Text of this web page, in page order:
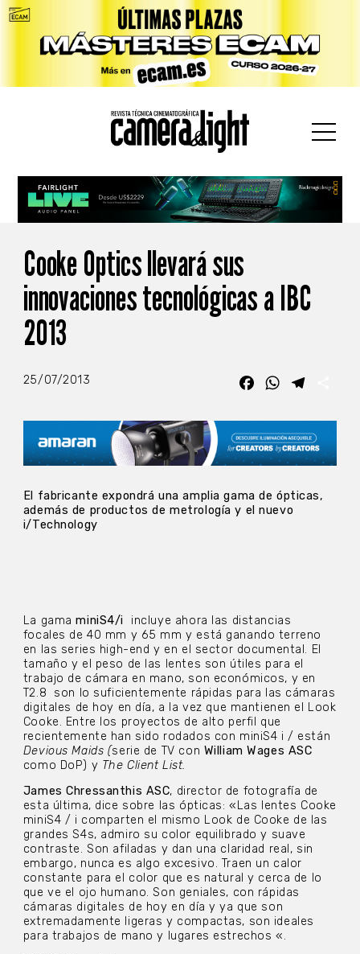
Cooke Optics llevará sus
innovaciones tecnológicas a IBC
2013
25/07/2013 FacebookWhatsApp
El fabricante expondrá una amplia gama de ópticas,
además de productos de metrología y el nuevo
i/Technology
La gamaminiS4/i
incluye ahora las distancias
focales de 40 mm y 65 mm y está ganando terreno
en las series high-end y en el sector documental. El
tamaño y el peso de las lentes son útiles para el
trabajo de cámara en mano, son económicos, y en
T2.8 son lo suficientemente rápidas para las cámaras
digitales de hoy en día, a la vez que mantienen el Look
Cooke. Entre los proyectos de alto perfil que
recientemente han sido rodados con miniS4 i / están
Devious Maids (serie de TV con William Wages ASC
como DoP) y The Client List.
James Chressanthis ASC, director de fotografía de
esta última, dice sobre las ópticas: «Las lentes Cooke
miniS4 / i comparten el mismo Look de Cooke de las
grandes S4s, admiro su color equilibrado y suave
contraste. Son afiladas y dan una claridad real, sin
embargo, nunca es algo excesivo. Traen un calor
constante para el color que es natural y cerca de lo
que ve el ojo humano. Son geniales, con rápidas
cámaras digitales de hoy en día y ya que son
extremadamente ligeras y compactas, son ideales
para trabajos de mano y lugares estrechos «.